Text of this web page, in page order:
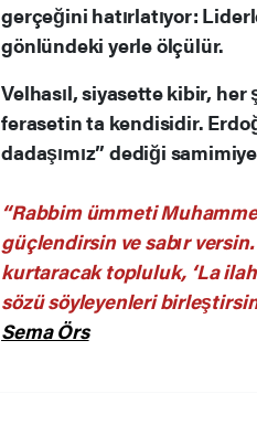
gerçeğini hatırlatıyor:
gönlündeki yerle ölçülür.
Velhasıl, siyasette kibir,
ferasetin ta kendisidir.
dadaşımız” dediği
“Rabbim ümmeti
güçlendirsin ve sabır versin.
kurtaracak topluluk, ‘La
sözü söyleyenleri
Sema Örs